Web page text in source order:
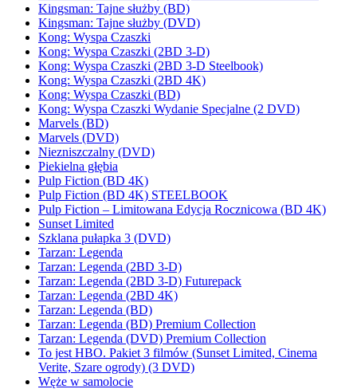
Kingsman: Tajne służby (BD)
Kingsman: Tajne służby (DVD)
Kong: Wyspa Czaszki
Kong: Wyspa Czaszki (2BD 3-D)
Kong: Wyspa Czaszki (2BD 3-D Steelbook)
Kong: Wyspa Czaszki (2BD 4K)
Kong: Wyspa Czaszki (BD)
Kong: Wyspa Czaszki Wydanie Specjalne (2 DVD)
Marvels (BD)
Marvels (DVD)
Niezniszczalny (DVD)
Piekielna głębia
Pulp Fiction (BD 4K)
Pulp Fiction (BD 4K) STEELBOOK
Pulp Fiction – Limitowana Edycja Rocznicowa (BD 4K)
Sunset Limited
Szklana pułapka 3 (DVD)
Tarzan: Legenda
Tarzan: Legenda (2BD 3-D)
Tarzan: Legenda (2BD 3-D) Futurepack
Tarzan: Legenda (2BD 4K)
Tarzan: Legenda (BD)
Tarzan: Legenda (BD) Premium Collection
Tarzan: Legenda (DVD) Premium Collection
To jest HBO. Pakiet 3 filmów (Sunset Limited, Cinema
Verite, Szare ogrody) (3 DVD)
Węże w samolocie